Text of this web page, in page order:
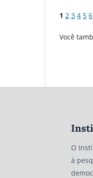
1 2 3 4 5 6
Você
O
à